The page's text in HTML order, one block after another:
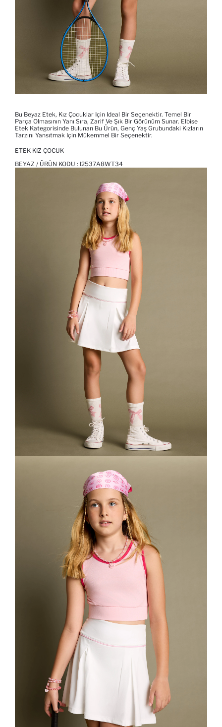
Bu Beyaz Etek, Kız Çocuklar Için Ideal Bir Seçenektir. Temel Bir
Parça Olmasının Yanı Sıra, Zarif Ve Şık Bir Görünüm Sunar. Elbise
Etek Kategorisinde Bulunan Bu Ürün, Genç Yaş Grubundaki Kızların
Tarzını Yansıtmak Için Mükemmel Bir Seçenektir.
ETEK KIZ ÇOCUK
BEYAZ / ÜRÜN KODU : I2537A8WT34